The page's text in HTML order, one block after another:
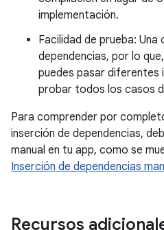
implementación.
Facilidad de prueba:
dependencias, por lo
puedes pasar diferentes
probar todos los casos
Para comprender por
inserción de dependencias,
manual en tu app, como se
Inserción de dependencias
Recursos